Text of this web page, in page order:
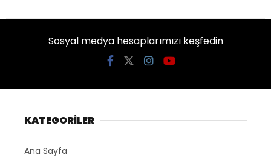
Sosyal medya hesaplarımızı keşfedin
KATEGORİLER
Ana Sayfa